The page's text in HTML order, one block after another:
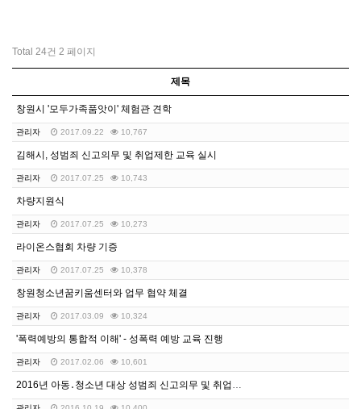
Total 24건 2 페이지
제목
창원시 '모두가족품앗이' 체험관 견학
관리자 2017.09.22 10,767
김해시, 성범죄 신고의무 및 취업제한 교육 실시
관리자 2017.07.25 10,743
차량지원식
관리자 2017.07.25 10,273
라이온스협회 차량 기증
관리자 2017.07.25 10,378
창원청소년꿈키움센터와 업무 협약 체결
관리자 2017.03.09 10,324
'폭력예방의 통합적 이해' - 성폭력 예방 교육 진행
관리자 2017.02.06 10,601
2016년 아동․청소년 대상 성범죄 신고의무 및 취업제…